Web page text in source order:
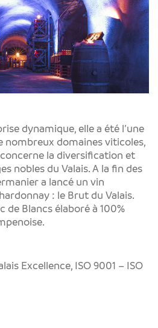
dynamique, elle a été l’une
nombreux domaines viticoles,
la diversification et
nobles du Valais. A la fin des
a lancé un vin
: le Brut du Valais.
de Blancs élaboré à 100%
Excellence, ISO 9001 – ISO